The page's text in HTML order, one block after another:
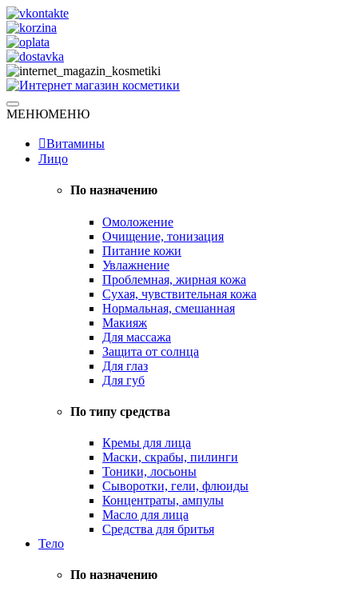
Skip
to
content
Интернет магазин косметики
Натуральная косметика
МЕНЮМЕНЮ
Витамины
Лицо
По назначению
Омоложение
Очищение, тонизация
Питание кожи
Увлажнение
Проблемная, жирная кожа
Сухая, чувствительная кожа
Нормальная, смешанная
Макияж
Для массажа
Защита от солнца
Для глаз
Для губ
По типу средства
Кремы для лица
Маски, скрабы, пилинги
Тоники, лосьоны
Сыворотки, гели, флюиды
Концентраты, ампулы
Масло для лица
Средства для бритья
Тело
По назначению